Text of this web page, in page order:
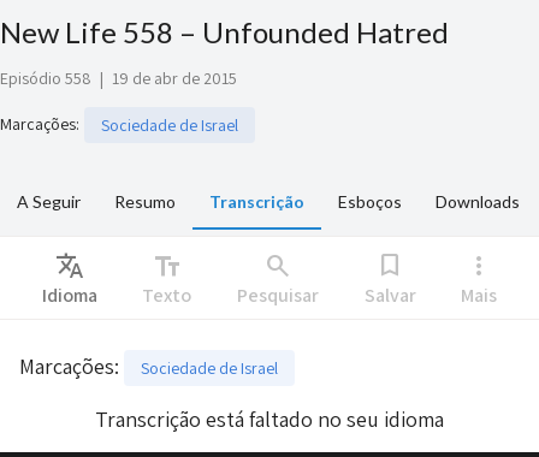
New Life 558 – Unfounded Hatred
Episódio 558 | 19 de abr de 2015
Marcações: Sociedade de Israel
A Seguir Resumo Transcrição Esboços Downloads
Translate
Idioma
text_fields
Texto
search
Pesquisar
bookmark
Salvar
more_vert
Mais
Marcações: Sociedade de Israel
Transcrição está faltado no seu idioma